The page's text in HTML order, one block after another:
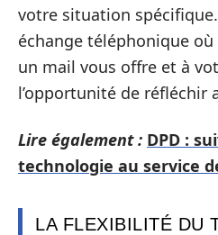
votre situation
échange téléphonique où
un mail vous offre et à
l’opportunité de réfléchir
Lire également : DPD :
technologie au service
LA FLEXIBILITÉ DU